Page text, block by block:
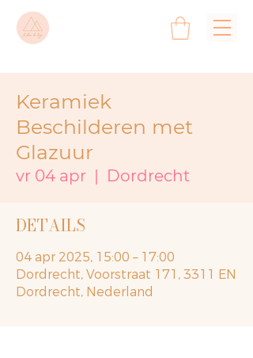
Keramiek
Beschilderen met
Glazuur
vr 04 apr
  |
Dordrecht
DETAILS
04 apr 2025, 15:00 – 17:00
Dordrecht, Voorstraat 171, 3311 EN
Dordrecht, Nederland